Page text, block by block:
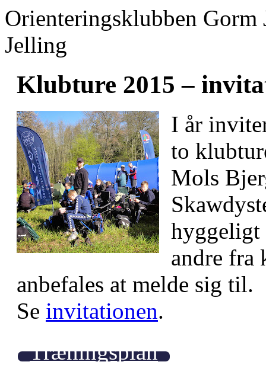
Orienteringsklubben
Jelling
Klubture 2015 –
I år
to
Mols
hyggeligt
andre fra
anbefales at melde sig til.
Se invitationen.
Træningsplan